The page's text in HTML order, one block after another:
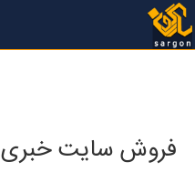
فروش سایت خبری